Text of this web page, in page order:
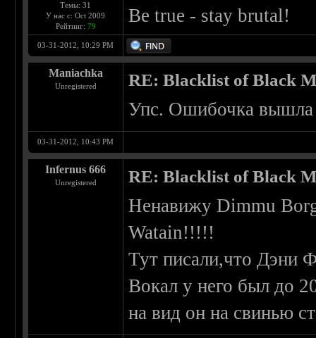
Темы: 31
У нас с: Oct 2009
Рейтинг: 79 Be true - stay brutal!
03-31-2012, 10:29 PM
Maniachka
Unregistered RE: Blacklist of Black
Упс. Ошибочка
03-31-2012, 10:43 PM
Infernus 666
Unregistered RE: Blacklist of Black
Ненавижу Dimmu
Watain!!!!!
Тут писали,что Дэни
Вокал у него был до
на вид он на свинью